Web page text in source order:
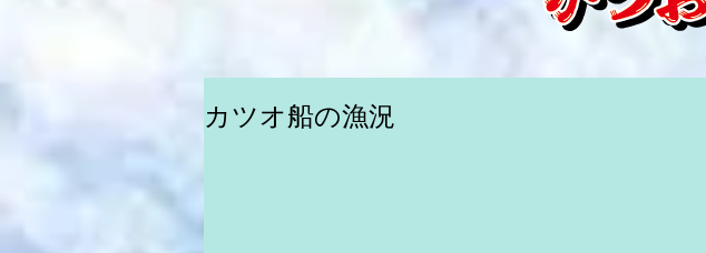
カツオ船の漁況